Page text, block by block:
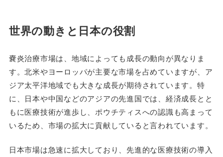
世界の動きと日本の役割
嚢炎治療市場は、地域によっても成長の動向が異なりま
す。北米やヨーロッパが主要な市場を占めていますが、ア
ジア太平洋地域でも大きな成長が期待されています。特
に、日本や中国などのアジアの先進国では、経済成長とと
もに医療技術が進歩し、ポウチティスへの認識も高まって
いるため、市場の拡大に貢献していると言われています。
日本市場は急速に拡大しており、先進的な医療技術の導入